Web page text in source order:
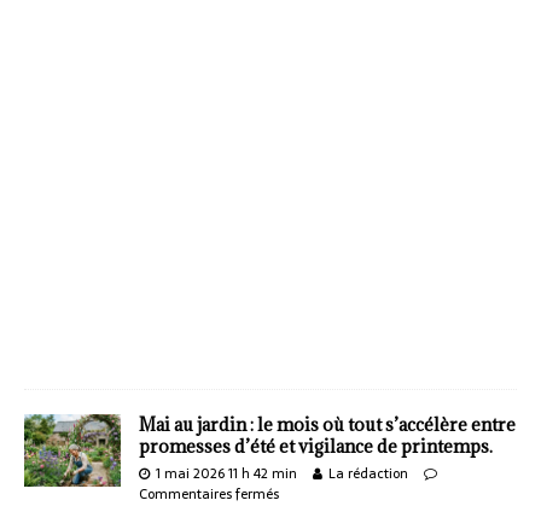
Mai au jardin : le mois où tout s’accélère entre
promesses d’été et vigilance de printemps.
1 mai 2026 11 h 42 min
La rédaction
Commentaires fermés